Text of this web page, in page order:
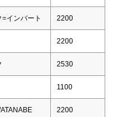
インバート 2200
2200
2530
1100
2200